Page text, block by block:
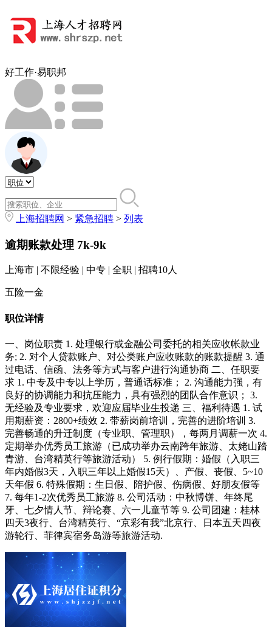
好工作·易职邦
上海招聘网 > 紧急招聘 > 列表
逾期账款处理 7k-9k
上海市 | 不限经验 | 中专 | 全职 | 招聘10人
五险一金
职位详情
一、岗位职责 1. 处理银行或金融公司委托的相关应收帐款业
务; 2. 对个人贷款账户、对公类账户应收账款的账款提醒 3. 通
过电话、信函、法务等方式与客户进行沟通协商 二、任职要
求 1. 中专及中专以上学历，普通话标准； 2. 沟通能力强，有
良好的协调能力和抗压能力，具有强烈的团队合作意识； 3.
无经验及专业要求，欢迎应届毕业生投递 三、福利待遇 1. 试
用期薪资：2800+绩效 2. 带薪岗前培训，完善的进阶培训 3.
完善畅通的升迁制度（专业职、管理职），每两月调薪一次 4.
定期举办优秀员工旅游（已成功举办云南跨年旅游、太姥山踏
青游、台湾精英行等旅游活动） 5. 例行假期：婚假（入职三
年内婚假3天，入职三年以上婚假15天）、产假、丧假、5~10
天年假 6. 特殊假期：生日假、陪护假、伤病假、好朋友假等
7. 每年1-2次优秀员工旅游 8. 公司活动：中秋博饼、年终尾
牙、七夕情人节、辩论赛、六一儿童节等 9. 公司团建：桂林
四天3夜行、台湾精英行、“京彩有我”北京行、日本五天四夜
游轮行、菲律宾宿务岛游等旅游活动.